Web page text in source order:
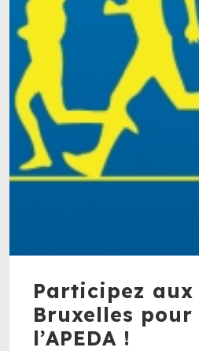
Participez aux
Bruxelles
l’APEDA !